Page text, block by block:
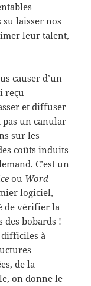
su laisser nos
leur talent,
causer d’un
reçu
et diffuser
pas un canular
sur les
coûts induits
C’est un
ou Word
logiciel,
de vérifier la
des bobards !
à
de la
on donne le